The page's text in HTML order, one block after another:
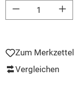
Produkt Anzahl: Gib den
Zum
Vergleichen